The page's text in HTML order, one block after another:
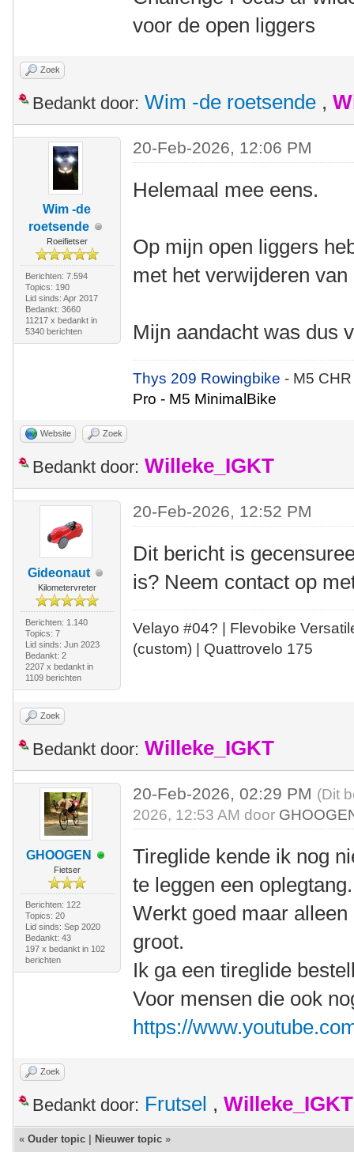
voor de open liggers
Zoek
Bedankt door: Wim -de roetsende ,
Wim -de
roetsende
Roeifietser
Berichten: 7.594
Topics: 190
Lid sinds: Apr 2017
Bedankt: 3660
11217 x bedankt in
5340 berichten
20-Feb-2026, 12:06 PM
Helemaal mee eens.
Op mijn open liggers
met het verwijderen van
Mijn aandacht was dus
Thys 209 Rowingbike- M5
Pro - M5 MinimalBike
Website Zoek
Bedankt door: Willeke_IGKT
Gideonaut
Kilometervreter
Berichten: 1.140
Topics: 7
Lid sinds: Jun 2023
Bedankt: 2
2207 x bedankt in
1109 berichten
20-Feb-2026, 12:52 PM
Dit bericht is
is? Neem contact op
Velayo #04? | Flevobike
(custom) | Quattrovelo 175
Zoek
Bedankt door: Willeke_IGKT
GHOOGEN
Fietser
Berichten: 122
Topics: 20
Lid sinds: Sep 2020
Bedankt: 43
197 x bedankt in 102
berichten
20-Feb-2026, 02:29 PM (Dit
2026, 12:53 AM door
Tireglide kende ik nog
te leggen een oplegtang.
Werkt goed maar
groot.
Ik ga een tireglide
Voor mensen die ook
https://
Zoek
Bedankt door: Frutsel , Willeke_IGKT
« Ouder topic Nieuwer topic »